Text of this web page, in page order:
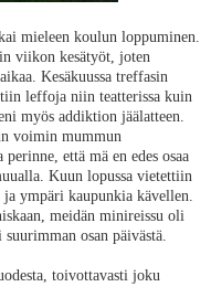
mieleen koulun loppuminen.
viikon kesätyöt, joten
Kesäkuussa treffasin
leffoja niin teatterissa kuin
myös addiktion jäälatteen.
voimin mummun
että mä en edes osaa
Kuun lopussa vietettiin
ympäri kaupunkia kävellen.
meidän minireissu oli
osan päivästä.
toivottavasti joku